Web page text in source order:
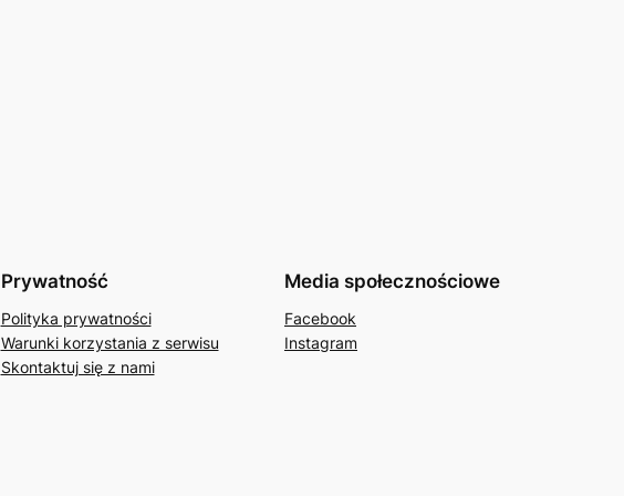
Prywatność
Polityka prywatności
Warunki korzystania z serwisu
Skontaktuj się z nami
Media społecznościowe
Facebook
Instagram